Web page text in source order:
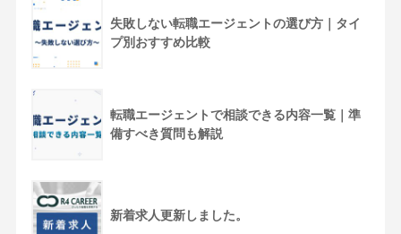
失敗しない転職エージェントの選び方｜タイ
プ別おすすめ比較
転職エージェントで相談できる内容一覧｜準
備すべき質問も解説
新着求人更新しました。